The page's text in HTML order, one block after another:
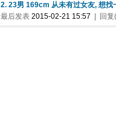
2. 23男 169cm 从未有过女友, 想
最后发表2015-02-21 15:57 | 回